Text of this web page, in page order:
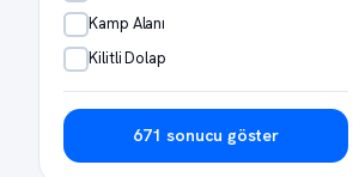
Kamp Alanı
Kilitli Dolap
671 sonucu göster